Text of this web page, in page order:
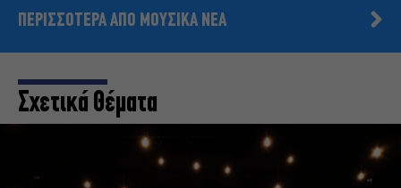
ΠΕΡΙΣΣΟΤΕΡΑ ΑΠΟ ΜΟΥΣΙΚΑ ΝΕΑ
Σχετικά Θέματα